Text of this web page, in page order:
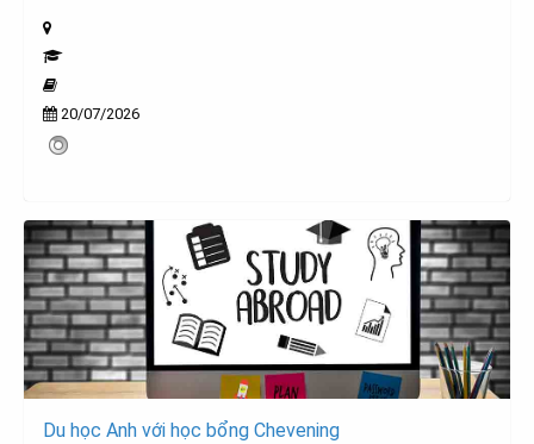
20/07/2026
Du học Anh với học bổng Chevening